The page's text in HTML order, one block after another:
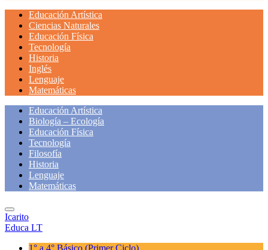
Educación Artística
Ciencias Naturales
Educación Física
Tecnología
Historia
Inglés
Lenguaje
Matemáticas
Educación Artística
Biología – Ecología
Educación Física
Tecnología
Filosofía
Historia
Lenguaje
Matemáticas
Icarito
Educa LT
1° a 4° Básico (Primer Ciclo)